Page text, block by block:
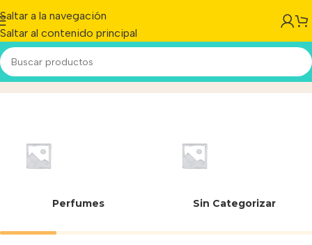
Saltar a la navegación
Saltar al contenido principal
07888Inicio/Producto
Perfumes Sin Categorizar